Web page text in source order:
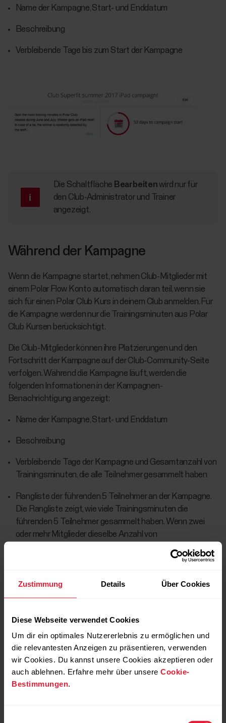
Zustimmung Details Über Cookies
Diese Webseite verwendet Cookies
Um dir ein optimales Nutzererlebnis zu ermöglichen und
die relevantesten Anzeigen zu präsentieren, verwenden
wir Cookies. Du kannst unsere Cookies akzeptieren oder
auch ablehnen. Erfahre mehr über unsere Cookie-
Bestimmungen.
Name der Kampagne, Start- und Enddatum
Beschreibung
Verbleibende Tage bis zum Start der Kampagne
Die Schaltfläche Bearbeiten wird nur für
den Club-Administrator und Trainer
angezeigt.
Während der Kampagne
Wenn die Kampagne startet, nehmen Club-Mitglieder mit
einem Polar Flow Konto automatisch daran teil, wenn sie
sich für einen Polar Club Kurs in deinem Club anmelden. Für
die Kampagne werden nur die Trainingsminuten aus Polar
Club Kursen berücksichtigt.
Die Club-Mitglieder können ihre Platzierungen und den
Fortschritt der Kampagne auf der Club-Community-Seite
verfolgen. Während die Kampagne läuft, werden die
folgenden Informationen in der Kampagnen-
Benachrichtigung angezeigt:
Name der Kampagne, Start- und Enddatum
Beschreibung
Verbleibende Tage der Kampagne und Gesamtanzahl von
Trainingsminuten, die alle Teilnehmer gesammelt haben
Rangliste der führenden 5 Teilnehmer an der Kampagne.
Die Rangliste zeigt, wie viele Trainingsminuten die
führenden 5 Teilnehmer gesammelt haben. Wenn zwei
oder mehr Mitglieder dieselbe Anzahl von
Trainingsminuten gesammelt haben, wirkt sich die Anzahl
von Auszeichnungen, die während der Kurse erhalten
Mitglieder sehen auch ihre eigenen Platzierungen, auch
wenn sie nicht zu den 5 Führenden zählen.